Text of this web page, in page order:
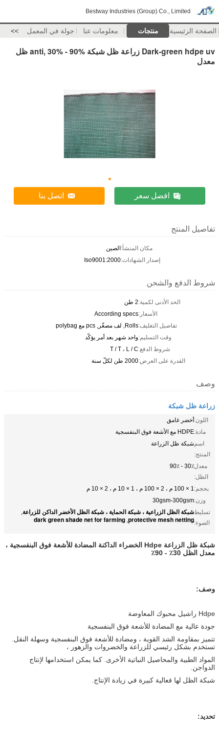
Bestway Industries (Group) Co., Limited
الصفحة الرئيسية منتجات معلومات عنا جولة في المعمل >>
Dark-green hdpe uv زراعة ظل شبكة anti, 30% - 90% ظل
معدل
افضل سعر اتصل بنا
تفاصيل المنتج
مكان المنشأ:الصين
إصدار الشهادات:Iso9001:2000
شروط الدفع والشحن
الحد الأدنى لكمية:2 طن
الأسعار:According specs
تفاصيل التغليف:Rolls, لف مصغّر, pcs مع polybag
وقت التسليم:واحد شهر بعد أمر يؤكّد
شروط الدفع:T / T ، L / C
القدرة على العرض:2000 طن لكلّ سنة
وصف
زراعة ظل شبكة
اللون:أخضر غامق
مادة:HDPE مع الأشعة فوق البنفسجية
اسم
المنتج:
شبكة ظل الزراعة
معدل
الظل:
30٪ - 90٪
بحجم:1 × 100 م ، 2 × 100 م ، 1 × 10 م ، 2 × 10 م
وزن:30gsm-300gsm
تسليط
الضوء:
شبكة الظل الزراعية ، شبكة الحماية ، شبكة الظل الأخضر الداكن للزراعة,
protective mesh netting
,
dark green shade net for farming
شبكة ظل الزراعة Hdpe الخضراء الداكنة المضادة للأشعة فوق البنفسجية ،
معدل الظل 30٪ - 90٪
وصف:
Hdpe راشيل محبوك المعاوضة
جودة عالية مع المضادة للأشعة فوق البنفسجية
تتميز بمقاومة الشد القوية ، ومضادة للأشعة فوق البنفسجية وسهلة النقل.
تستخدم بشكل رئيسي للزراعة والخضروات والزهور ،
المواد الطبية والمحاصيل النباتية الأخرى. كما يمكن استخدامها لإنتاج
الدواجن.
شبكة الظل لها فعالية كبيرة في زيادة الإنتاج.
تحديد: